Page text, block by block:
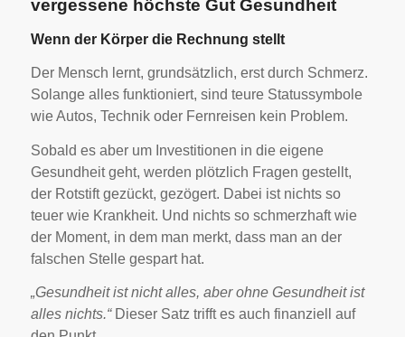
vergessene höchste Gut Gesundheit
Wenn der Körper die Rechnung stellt
Der Mensch lernt, grundsätzlich, erst durch Schmerz.
Solange alles funktioniert, sind teure Statussymbole
wie Autos, Technik oder Fernreisen kein Problem.
Sobald es aber um Investitionen in die eigene
Gesundheit geht, werden plötzlich Fragen gestellt,
der Rotstift gezückt, gezögert. Dabei ist nichts so
teuer wie Krankheit. Und nichts so schmerzhaft wie
der Moment, in dem man merkt, dass man an der
falschen Stelle gespart hat.
„Gesundheit ist nicht alles, aber ohne Gesundheit ist
alles nichts.“Dieser Satz trifft es auch finanziell auf